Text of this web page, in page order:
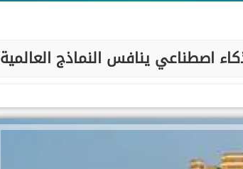
اصطناعي ينافس النماذج العالمية